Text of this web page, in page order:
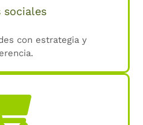
sociales
con estrategia y